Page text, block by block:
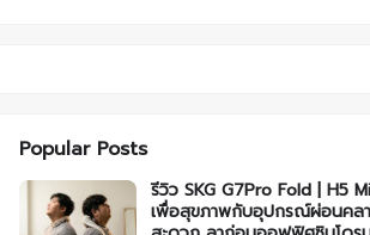
Popular Posts
รีวิว SKG G7Pro Fold | H5
เพื่อสุขภาพกับอุปกรณ์ผ่อนคล